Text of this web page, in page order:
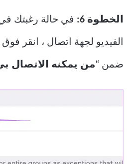
الخطوة 6: في حالة رغبتك في
الفيديو لجهة اتصال ، انقر فوق
ضمن “من يمكنه الاتصال